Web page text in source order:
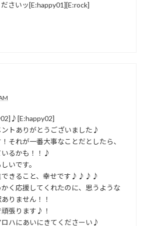
さいッ[E:happy01][E:rock]
トありがとうございました♪
それが一番大事なことだとしたら、
るかも！！♪
いです。
できること、幸せです♪♪♪♪
く応援してくれたのに、思うような
りません！！
張ります♪！
ハにあいにきてくださーい♪